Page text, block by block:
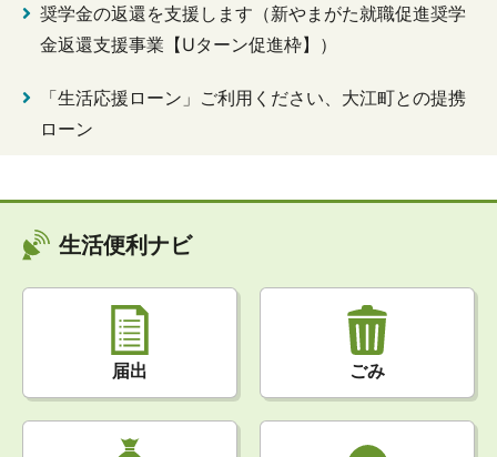
奨学金の返還を支援します（新やまがた就職促進奨学
金返還支援事業【Uターン促進枠】）
「生活応援ローン」ご利用ください、大江町との提携
ローン
生活便利ナビ
届出 ごみ